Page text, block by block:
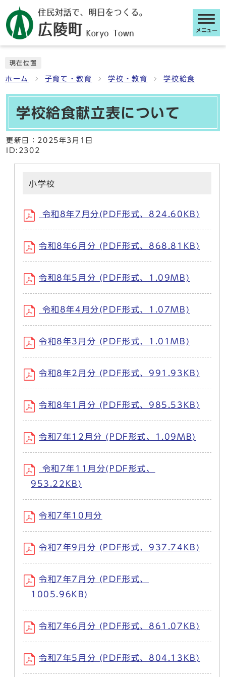
メニュー
現在位置
ホーム 子育て・教育 学校・教育 学校給食
学校給食献立表について
更新日： 2025年3月1日
ID:2302
小学校
令和8年7月分(PDF形式、824.60KB)
令和8年6月分 (PDF形式、868.81KB)
令和8年5月分 (PDF形式、1.09MB)
令和8年4月分(PDF形式、1.07MB)
令和8年3月分 (PDF形式、1.01MB)
令和8年2月分 (PDF形式、991.93KB)
令和8年1月分 (PDF形式、985.53KB)
令和7年12月分 (PDF形式、1.09MB)
令和7年11月分(PDF形式、
953.22KB)
令和7年10月分
令和7年9月分 (PDF形式、937.74KB)
令和7年7月分 (PDF形式、
1005.96KB)
令和7年6月分 (PDF形式、861.07KB)
令和7年5月分 (PDF形式、804.13KB)